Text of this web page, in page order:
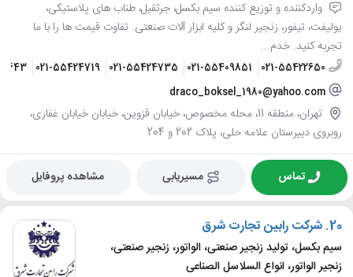
واردکننده و توزیع کننده سیم بکسل، جرثقیل، طناب های پلاستیکی،
یولیفت، تیفور، زنجیر لنگر و کلیه ابزار آلات صنعتی. تفاوت قیمت ها را با ما
تجربه کنید. خدم...
021-55422650
021-55409851
021-55424735
021-55424719
draco_boksel_1980@yahoo.com
تهران، منطقه 11، محله مخصوص، خیابان قزوین، خیابان خیابان غفاری،
روبروی دبیرستان علامه حلی، پلاک 202 و 204
تماس مسیریابی مشاهده پروفایل
20. شرکت رابین تجارت شرق
سیم بکسل، تولید زنجیر صنعتی، الواتور، زنجیر صنعتی،
زنجیر الواتور، انواع السلاسل الصناعی